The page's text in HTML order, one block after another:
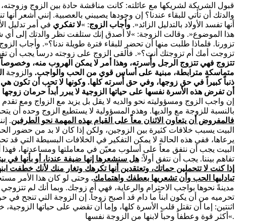
قبول الشريكة لشريكها مع عائلته: كانت مناقشة حادة بين الزوج
والدتك أن تأتي للبقاء عندنا؟ إن وجودها يصيبني بالعصبية. إنني أشعر أنها
أنها تفسد الأولاد بالتدليل الزائد«.وأجاب الزوج: »لا تفكري في أمر تدليل
هذا الموضوع«. وقالت الزوجة: »لا أصدق إنك ستلفت نظر والدتك إلى أي
تزورنا. فلماذا طلبت منها أن تحضر للبقاء فترة طويلة ندنا؟«. وأجاب
تزوجت أمك أم تزوجتك أنت؟«. فألقى الزوج على زوجته درساً يجب أن
تتزوج فهي تتزوج الرجل وأُسرته، وهذا أمر لا يمكن الهروب منه،
متماسكة مترابطة، مبنية على أساس قوي من الحب والواجب. والزوجة
ذنباً كبيراً في حق زوجها، وفي حق أُسرته كلها. وكونها لا تحب أن تكون هي
أن تفرض هذه الأسرة نفسها على حياتها الزوجية لا يبرر أبداً حرمان
إن واجب الزوج ومسؤوليته نحو والديه لا يقل بل يزيد مع الزواج ومع
بالنسبة للزوجة مع والديها. وهذه المسؤولية لا يستطيع الزوج وحده أن
فالمفروض أن يتعاون الاثنان معاً على القيام بهذه المهمة نحو الطرفين.
البيت يسبب خلافات كثيرة بين الزوجين، ولكن إذا كان لا بد من حضور
يرعاها، ففي هذه الحالة لا يمكن التفكير في الخلافات البسيطة التي قد
البيت يجب أن نتفق معاً على أسلوب معيّن في معاملتها ومساعدتها،
تفاهم بيننا. يجب أن نتفق أولاً:هل سنشعرها إنها ضيفة عندنا، أو بأنها في
إذا كنت لا تتحملين حماتك، وتعتقدين أنها تكرهك وتغار منك لأنك خطفت
تبادليها الحب وأن تشعريها بعطفك واهتمامك. وحتى لو كان هذا الأمر
مدينةً نحوها بواجب الاحترام والرعاية، فهي أم زوجك. وبما أنك لم
تحرميه من أن يكون ابناً ما دام قد أصبح زوجاً. إن الزوجة التي تنجح
اثنتين: إما أن تقتل قلب الأسرة كلها، وإما أن تقضي على حياتها
أكثر قوة وعطفاً وحباً لابنها من الزوجة نفسها«.